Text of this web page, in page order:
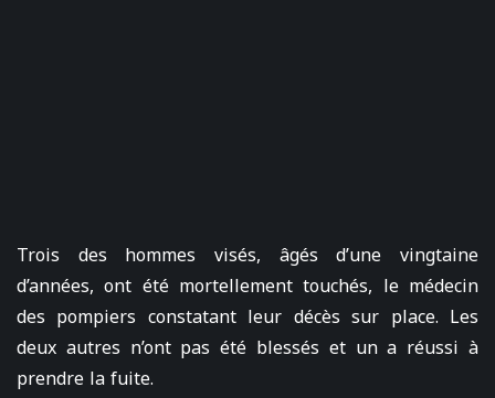
Trois des hommes visés, âgés d’une vingtaine
d’années, ont été mortellement touchés, le médecin
des pompiers constatant leur décès sur place. Les
deux autres n’ont pas été blessés et un a réussi à
prendre la fuite.